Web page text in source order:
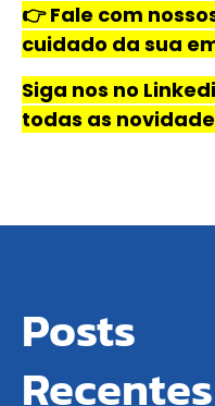
👉 Fale com
cuidado da sua
Siga nos no
todas as
Posts
Recentes